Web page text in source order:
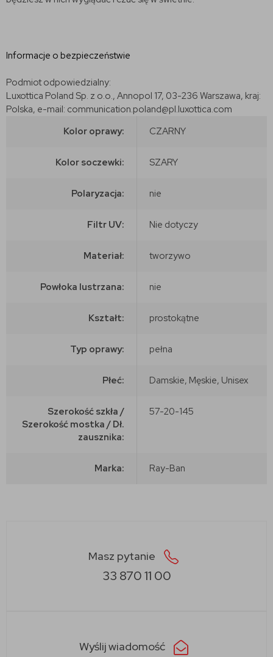
Informacje o bezpieczeństwie
Podmiot odpowiedzialny:
Luxottica Poland Sp. z o.o., Annopol 17, 03-236 Warszawa, kraj:
Polska, e-mail: communication.poland@pl.luxottica.com
Kolor oprawy:
CZARNY
Kolor soczewki: SZARY
Polaryzacja: nie
Filtr UV: Nie dotyczy
Materiał: tworzywo
Powłoka lustrzana: nie
Kształt: prostokątne
Typ oprawy: pełna
Płeć: Damskie, Męskie, Unisex
Szerokość szkła /
Szerokość mostka / Dł.
zausznika:
57-20-145
Marka: Ray-Ban
Masz pytanie
33 870 11 00
Wyślij wiadomość